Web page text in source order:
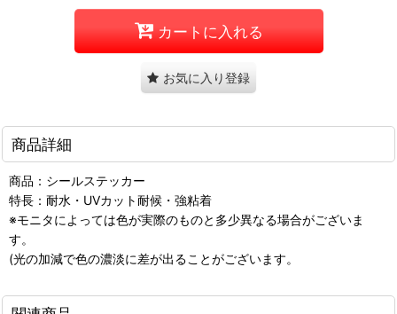
カートに入れる
お気に入り登録
商品詳細
商品：シールステッカー
特長：耐水・UVカット耐候・強粘着
※モニタによっては色が実際のものと多少異なる場合がございま
す。
(光の加減で色の濃淡に差が出ることがございます。